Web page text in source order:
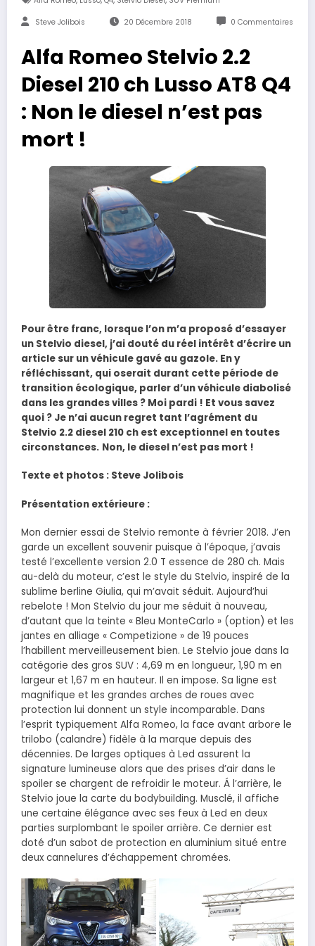
Steve Jolibois 20 Décembre 2018 0 Commentaires
Alfa Romeo Stelvio 2.2
Diesel 210 ch Lusso AT8 Q4
: Non le diesel n’est pas
mort !
Pour être franc, lorsque l’on m’a proposé d’essayer
un Stelvio diesel, j’ai douté du réel intérêt d’écrire un
article sur un véhicule gavé au gazole. En y
réfléchissant, qui oserait durant cette période de
transition écologique, parler d’un véhicule diabolisé
dans les grandes villes ? Moi pardi ! Et vous savez
quoi ? Je n’ai aucun regret tant l’agrément du
Stelvio 2.2 diesel 210 ch est exceptionnel en toutes
circonstances. Non, le diesel n’est pas mort !
Texte et photos : Steve Jolibois
Présentation extérieure :
Mon dernier essai de Stelvio remonte à février 2018. J’en
garde un excellent souvenir puisque à l’époque, j’avais
testé l’excellente version 2.0 T essence de 280 ch. Mais
au-delà du moteur, c’est le style du Stelvio, inspiré de la
sublime berline Giulia, qui m’avait séduit. Aujourd’hui
rebelote ! Mon Stelvio du jour me séduit à nouveau,
d’autant que la teinte « Bleu MonteCarlo » (option) et les
jantes en alliage « Competizione » de 19 pouces
l’habillent merveilleusement bien. Le Stelvio joue dans la
catégorie des gros SUV : 4,69 m en longueur, 1,90 m en
largeur et 1,67 m en hauteur. Il en impose. Sa ligne est
magnifique et les grandes arches de roues avec
protection lui donnent un style incomparable. Dans
l’esprit typiquement Alfa Romeo, la face avant arbore le
trilobo (calandre) fidèle à la marque depuis des
décennies. De larges optiques à Led assurent la
signature lumineuse alors que des prises d’air dans le
spoiler se chargent de refroidir le moteur. Á l’arrière, le
Stelvio joue la carte du bodybuilding. Musclé, il affiche
une certaine élégance avec ses feux à Led en deux
parties surplombant le spoiler arrière. Ce dernier est
doté d’un sabot de protection en aluminium situé entre
deux cannelures d’échappement chromées.